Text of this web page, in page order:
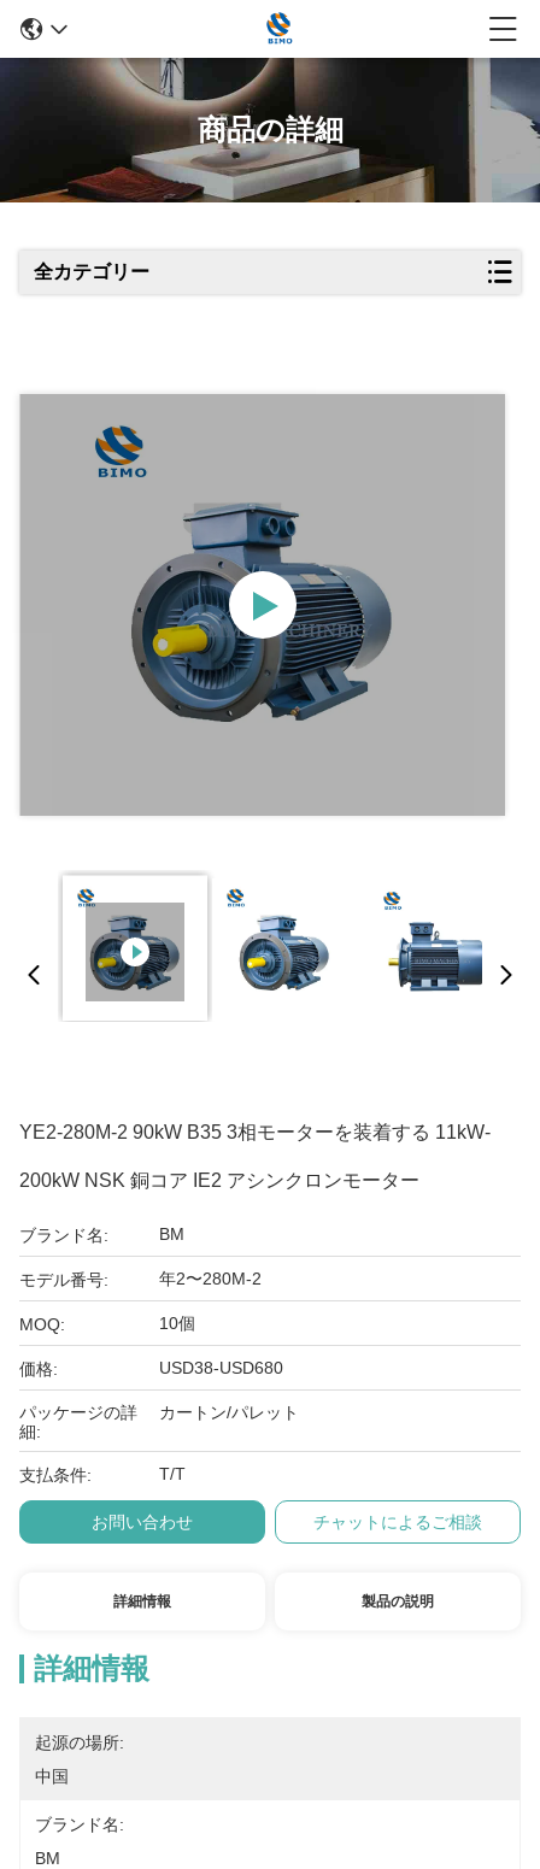
商品の詳細
全カテゴリー
YE2-280M-2 90kW B35 3相モーターを装着する 11kW-
200kW NSK 銅コア IE2 アシンクロンモーター
ブランド名: BM
モデル番号: 年2〜280M-2
MOQ: 10個
価格: USD38-USD680
パッケージの詳
細:
カートン/パレット
支払条件: T/T
お問い合わせ チャットによるご相談
詳細情報 製品の説明
詳細情報
起源の場所:
中国
ブランド名:
BM